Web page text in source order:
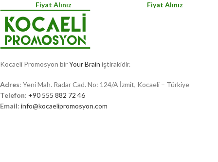
Fiyat Alınız
Fiyat Alınız
Kocaeli Promosyon birYour Brain iştirakidir.
Adres: Yeni Mah. Radar Cad. No: 124/A İzmit, Kocaeli – Türkiye
Telefon: +90 555 882 72 46
Email: info@kocaelipromosyon.com